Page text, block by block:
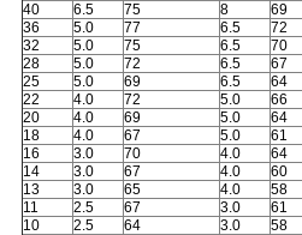
PRIVACY
POLICY
40
6.5 75 8 69
36
5.0 77 6.5 72
32
5.0 75 6.5 70
28
5.0 72 6.5 67
25
5.0 69 6.5 64
22
4.0 72 5.0 66
20
4.0 69 5.0 64
18
4.0 67 5.0 61
16
3.0 70 4.0 64
14
3.0 67 4.0 60
13
3.0 65 4.0 58
11
2.5 67 3.0 61
10
2.5 64 3.0 58